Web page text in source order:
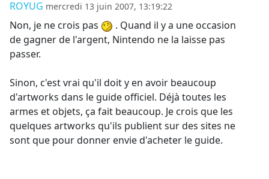
ROYUG mercredi 13 juin 2007, 13:19:22
Non, je ne crois pas
. Quand il y a une occasion
de gagner de l'argent, Nintendo ne la laisse pas
passer.
Sinon, c'est vrai qu'il doit y en avoir beaucoup
d'artworks dans le guide officiel. Déjà toutes les
armes et objets, ça fait beaucoup. Je crois que les
quelques artworks qu'ils publient sur des sites ne
sont que pour donner envie d'acheter le guide.